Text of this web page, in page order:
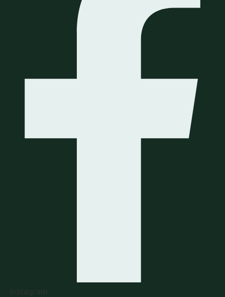
Instagram